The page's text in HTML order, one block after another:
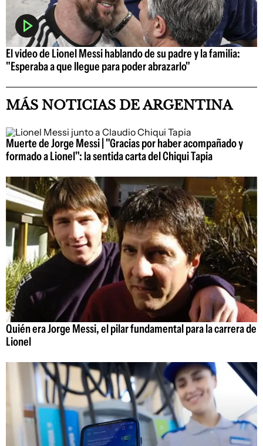
El video de Lionel Messi hablando de su padre y la familia:
"Esperaba a que llegue para poder abrazarlo"
MÁS NOTICIAS DE ARGENTINA
Muerte de Jorge Messi | "Gracias por haber acompañado y
formado a Lionel": la sentida carta del Chiqui Tapia
Quién era Jorge Messi, el pilar fundamental para la carrera de
Lionel